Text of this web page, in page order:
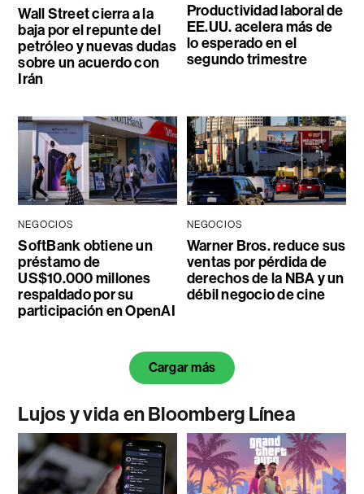
Wall Street cierra a la
baja por el repunte del
petróleo y nuevas dudas
sobre un acuerdo con
Irán
Productividad laboral de
EE.UU. acelera más de
lo esperado en el
segundo trimestre
NEGOCIOS
SoftBank obtiene un
préstamo de
US$10.000 millones
respaldado por su
participación en OpenAI
NEGOCIOS
Warner Bros. reduce sus
ventas por pérdida de
derechos de la NBA y un
débil negocio de cine
Cargar más
Lujos y vida en Bloomberg Línea